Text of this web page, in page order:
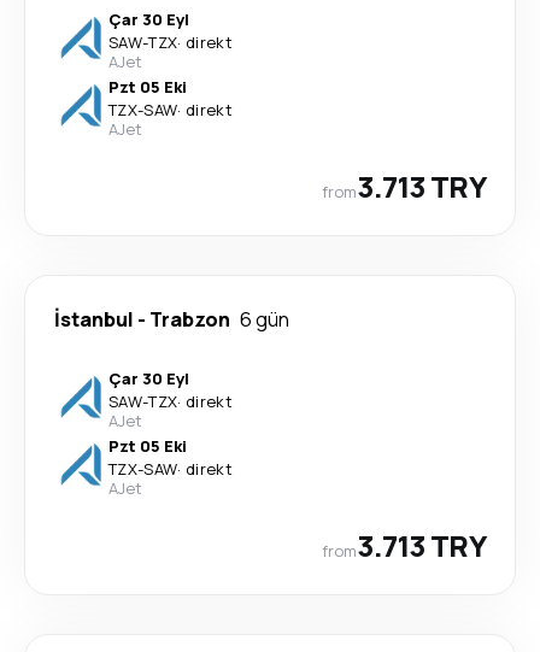
Çar 30 Eyl
SAW-TZX· direkt
AJet
Pzt 05 Eki
TZX-SAW· direkt
AJet
from3.713 TRY
İstanbul - Trabzon 6 gün
Çar 30 Eyl
SAW-TZX· direkt
AJet
Pzt 05 Eki
TZX-SAW· direkt
AJet
from3.713 TRY